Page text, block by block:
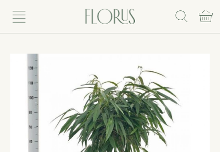
Rinkis puokštę
Vazoniniai augalai